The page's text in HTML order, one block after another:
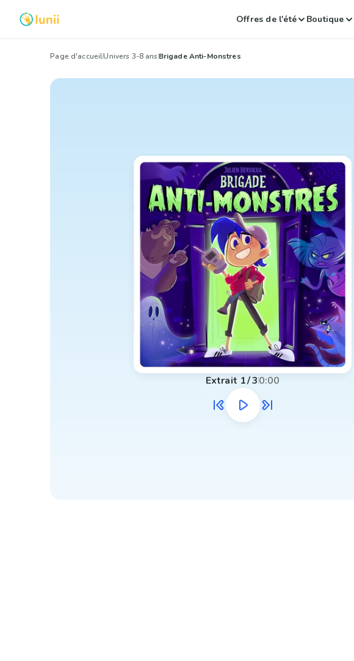
Offres de l'été Boutique
Page d'accueilUnivers 3-8 ansBrigade Anti-Monstres
Extrait 1/30:00